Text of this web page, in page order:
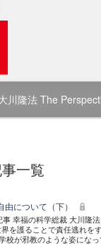
川隆法 The
一覧
について（下）
事 幸福の科学総裁 大川隆
護ることで責任逃れを
校が邪教のような姿にな